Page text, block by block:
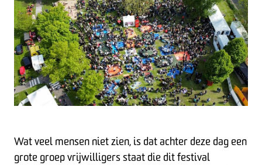
Wat veel mensen niet zien, is dat achter deze dag een
grote groep vrijwilligers staat die dit festival